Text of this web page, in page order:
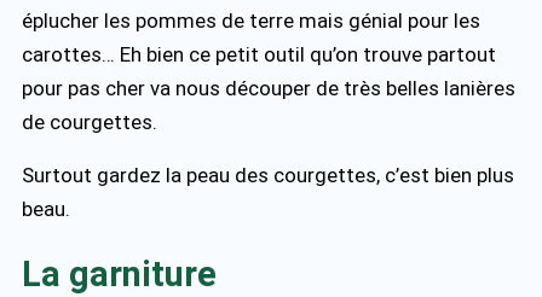
éplucher les pommes de terre mais génial pour les
carottes… Eh bien ce petit outil qu’on trouve partout
pour pas cher va nous découper de très belles lanières
de courgettes.
Surtout gardez la peau des courgettes, c’est bien plus
beau.
La garniture